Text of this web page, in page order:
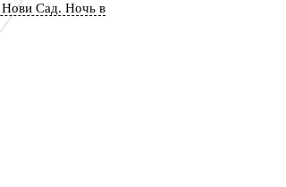
Нови Сад. Ночь в